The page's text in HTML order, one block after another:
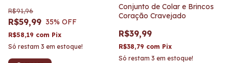
R$59,99
R$91,96
35% OFF
R$58,19 com Pix
Só restam 3 em estoque!
Conjunto de Colar e Brincos
Coração Cravejado
R$39,99
R$38,79 com Pix
Só restam 3 em estoque!